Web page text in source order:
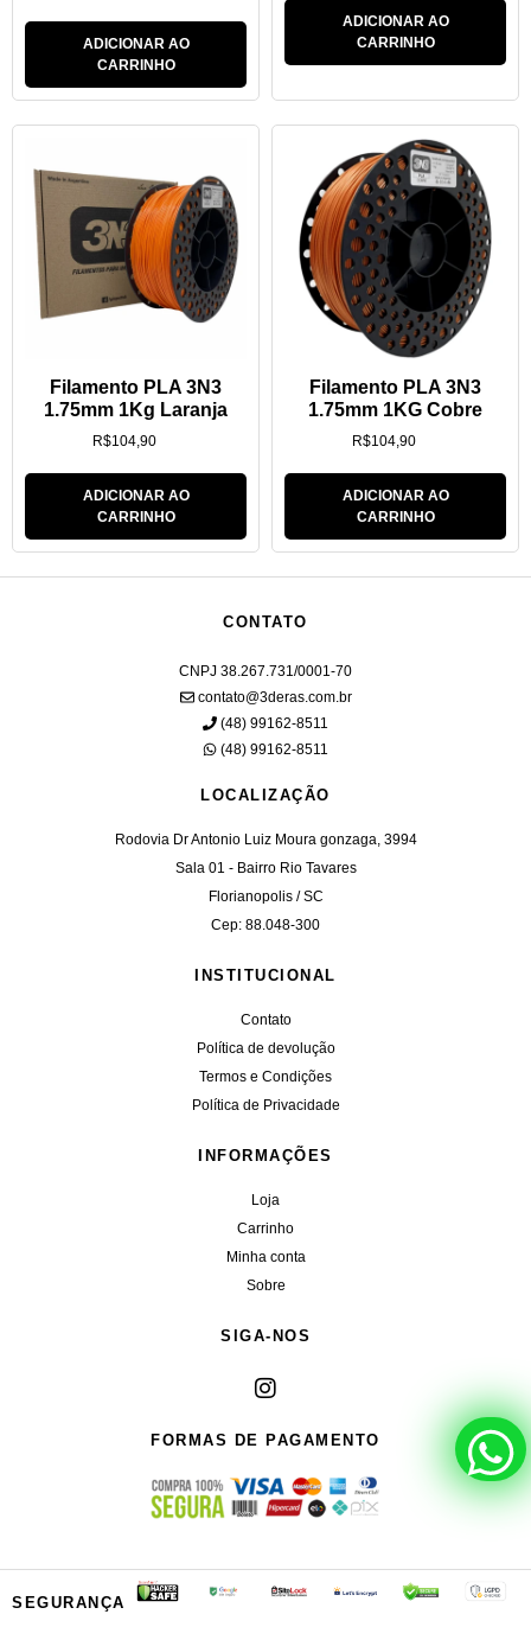
ADICIONAR AO
CARRINHO
ADICIONAR AO
CARRINHO
Filamento PLA 3N3
1.75mm 1Kg Laranja
R$104,90
ADICIONAR AO
CARRINHO
Filamento PLA 3N3
1.75mm 1KG Cobre
R$104,90
ADICIONAR AO
CARRINHO
CONTATO
CNPJ 38.267.731/0001-70
contato@3deras.com.br
(48) 99162-8511
(48) 99162-8511
LOCALIZAÇÃO
Rodovia Dr Antonio Luiz Moura gonzaga, 3994
Sala 01 - Bairro Rio Tavares
Florianopolis / SC
Cep: 88.048-300
INSTITUCIONAL
Contato
Política de devolução
Termos e Condições
Política de Privacidade
INFORMAÇÕES
Loja
Carrinho
Minha conta
Sobre
SIGA-NOS
FORMAS DE PAGAMENTO
SEGURANÇA